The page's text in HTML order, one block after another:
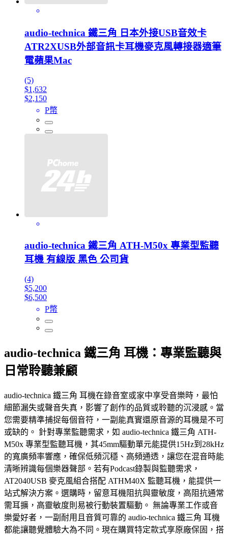
audio-technica 鐵三角 日本外接USB音效卡
ATR2XUSB外部音訊卡耳機麥克風轉接器適筆
電蘋果Mac
(5)
$1,632
$2,150
P幣
audio-technica 鐵三角 ATH-M50x 專業型監聽
耳機 有線版 黑色 公司貨
(4)
$5,200
$6,500
P幣
audio-technica 鐵三角 耳機：專業監聽與
日常聆聽兼顧
audio-technica 鐵三角 耳機在錄音室或家中享受音樂時，最怕
細節漏失或聲音失真，影響了創作的品質或聆聽的沉浸感。當
您需要精準捕捉每個音符，一副能真實還原音源的耳機是不可
或缺的。 針對專業監聽需求，如 audio-technica 鐵三角 ATH-
M50x 專業型監聽耳機，其45mm驅動單元能提供15Hz到28kHz
的寬廣頻率響應，確保低頻沉穩、高頻通透，讓您在混音時能
清晰辨識每個樂器聲部。若有Podcast錄製與監聽需求，
AT2040USB 麥克風組合搭配 ATHM40X 監聽耳機，能提供一
站式解決方案。選購時，留意耳機阻抗與靈敏度，高阻抗通常
需耳擴，高靈敏度則易被行動裝置驅動。 無論專業工作或音
樂愛好者，一副耐用且音質可靠的 audio-technica 鐵三角 耳機
都能讓聽覺體驗大為不同。現在購買特定款式享原廠保固，搭